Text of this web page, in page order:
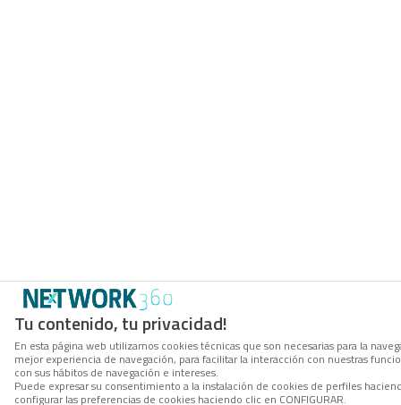
Tu contenido, tu privacidad!
En esta página web utilizamos cookies técnicas que son necesarias para la
mejor experiencia de navegación, para facilitar la interacción con nuestras
con sus hábitos de navegación e intereses.
Puede expresar su consentimiento a la instalación de cookies de perfiles
configurar las preferencias de cookies haciendo clic en CONFIGURAR.